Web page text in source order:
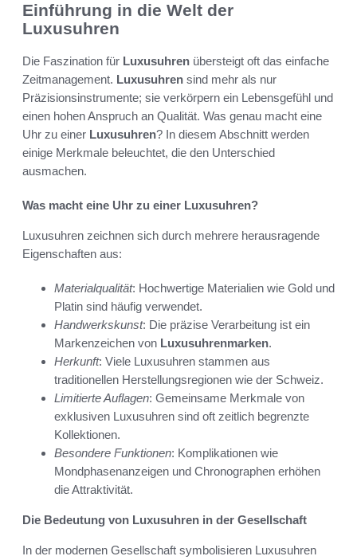
Einführung in die Welt der
Luxusuhren
Die Faszination für Luxusuhren übersteigt oft das einfache
Zeitmanagement. Luxusuhren sind mehr als nur
Präzisionsinstrumente; sie verkörpern ein Lebensgefühl und
einen hohen Anspruch an Qualität. Was genau macht eine
Uhr zu einer Luxusuhren? In diesem Abschnitt werden
einige Merkmale beleuchtet, die den Unterschied
ausmachen.
Was macht eine Uhr zu einer Luxusuhren?
Luxusuhren zeichnen sich durch mehrere herausragende
Eigenschaften aus:
Materialqualität: Hochwertige Materialien wie Gold und
Platin sind häufig verwendet.
Handwerkskunst: Die präzise Verarbeitung ist ein
Markenzeichen von Luxusuhrenmarken.
Herkunft: Viele Luxusuhren stammen aus
traditionellen Herstellungsregionen wie der Schweiz.
Limitierte Auflagen: Gemeinsame Merkmale von
exklusiven Luxusuhren sind oft zeitlich begrenzte
Kollektionen.
Besondere Funktionen: Komplikationen wie
Mondphasenanzeigen und Chronographen erhöhen
die Attraktivität.
Die Bedeutung von Luxusuhren in der Gesellschaft
In der modernen Gesellschaft symbolisieren Luxusuhren